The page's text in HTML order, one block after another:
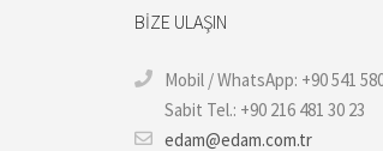
BIZE ULAŞIN
Mobil / WhatsApp: +90 541
Sabit Tel.: +90 216 481 30 23
edam@edam.com.tr